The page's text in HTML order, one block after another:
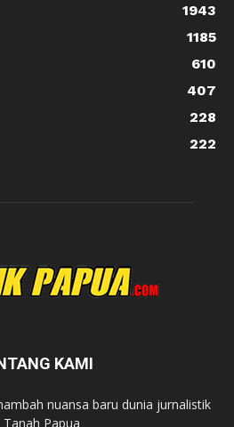
1943
1185
610
407
228
222
KAMI
nuansa baru dunia jurnalistik
Tanah Papua